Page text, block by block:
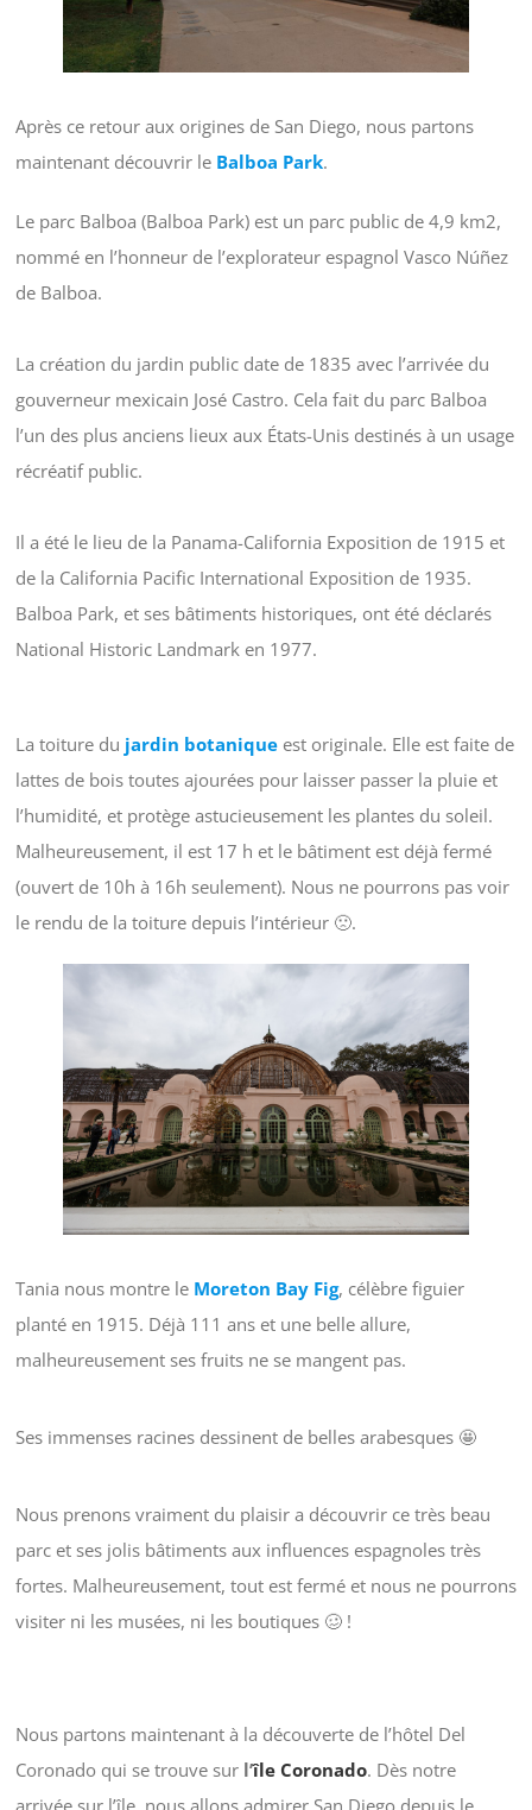
Après ce retour aux origines de San Diego, nous partons
maintenant découvrir le Balboa Park.
Le parc Balboa (Balboa Park) est un parc public de 4,9 km2,
nommé en l’honneur de l’explorateur espagnol Vasco Núñez
de Balboa.
La création du jardin public date de 1835 avec l’arrivée du
gouverneur mexicain José Castro. Cela fait du parc Balboa
l’un des plus anciens lieux aux États-Unis destinés à un usage
récréatif public.
Il a été le lieu de la Panama-California Exposition de 1915 et
de la California Pacific International Exposition de 1935.
Balboa Park, et ses bâtiments historiques, ont été déclarés
National Historic Landmark en 1977.
La toiture du jardin botaniqueest originale. Elle est faite de
lattes de bois toutes ajourées pour laisser passer la pluie et
l’humidité, et protège astucieusement les plantes du soleil.
Malheureusement, il est 17 h et le bâtiment est déjà fermé
(ouvert de 10h à 16h seulement). Nous ne pourrons pas voir
le rendu de la toiture depuis l’intérieur 🙁.
Tania nous montre le Moreton Bay Fig, célèbre figuier
planté en 1915. Déjà 111 ans et une belle allure,
malheureusement ses fruits ne se mangent pas.
Ses immenses racines dessinent de belles arabesques 🤩
Nous prenons vraiment du plaisir a découvrir ce très beau
parc et ses jolis bâtiments aux influences espagnoles très
fortes. Malheureusement, tout est fermé et nous ne pourrons
visiter ni les musées, ni les boutiques 🥴 !
Nous partons maintenant à la découverte de l’hôtel Del
Coronado qui se trouve sur l’île Coronado. Dès notre